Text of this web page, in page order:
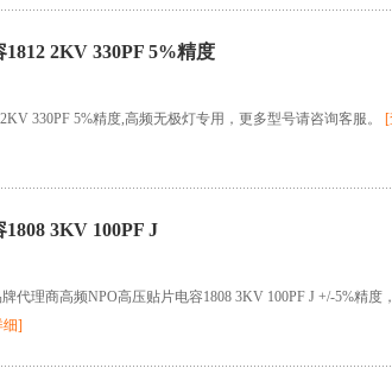
2KV 330PF 5%精度
330PF 5%精度,高频无极灯专用，更多型号请咨询客服。
3KV 100PF J
代理商高频NPO高压贴片电容1808 3KV 100PF J +/-5%精度
细]